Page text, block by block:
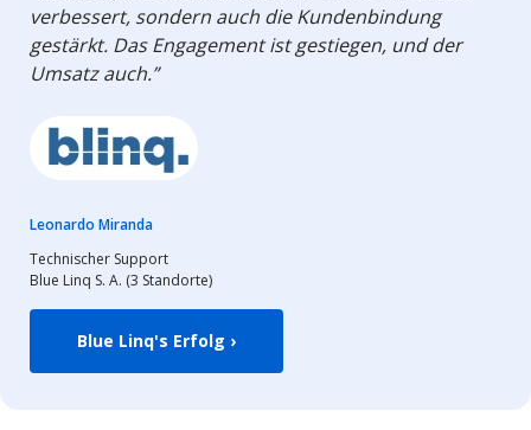
verbessert, sondern auch die Kundenbindung
gestärkt. Das Engagement ist gestiegen, und der
Umsatz auch.”
Leonardo Miranda
Technischer Support
Blue Linq S. A. (3 Standorte)
Blue Linq's Erfolg ›